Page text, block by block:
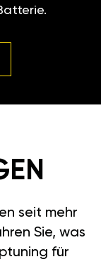
seit mehr
Sie, was
für